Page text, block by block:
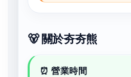
🐻 關於夯夯熊
⏰ 營業時間